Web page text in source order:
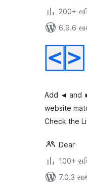
200+
6.9.6
Add ◄ and
website
Check the
Dear
100+
7.0.3